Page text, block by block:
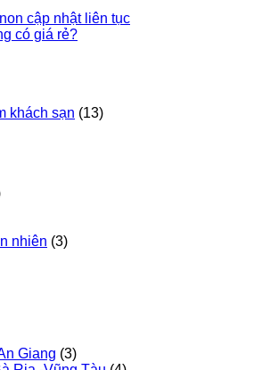
cập nhật liên tục
có giá rẻ?
khách sạn (13)
nhiên (3)
Giang (3)